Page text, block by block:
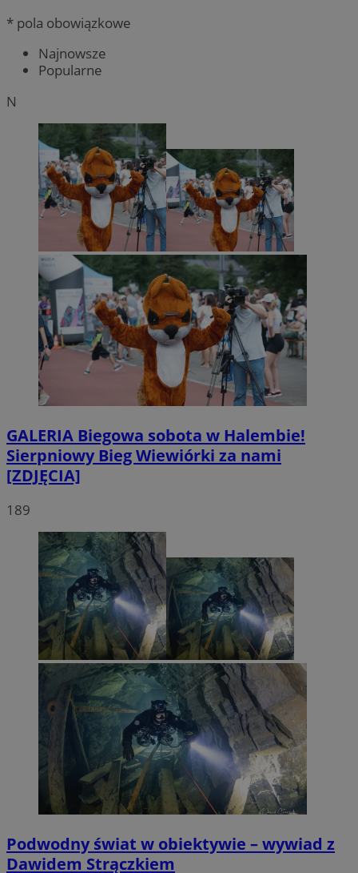
* pola obowiązkowe
Najnowsze
Popularne
N
GALERIA Biegowa sobota w Halembie!
Sierpniowy Bieg Wiewiórki za nami
[ZDJĘCIA]
189
Podwodny świat w obiektywie – wywiad z
Dawidem Strączkiem